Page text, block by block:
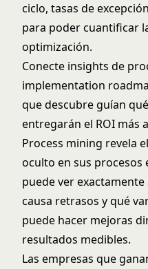
ciclo, tasas de
para poder cuantificar
optimización.
Conecte insights de
implementation
que descubre guían
entregarán el ROI más
Process mining revela
oculto en sus procesos
puede ver
causa retrasos y qué
puede hacer mejoras
resultados medibles.
Las empresas que